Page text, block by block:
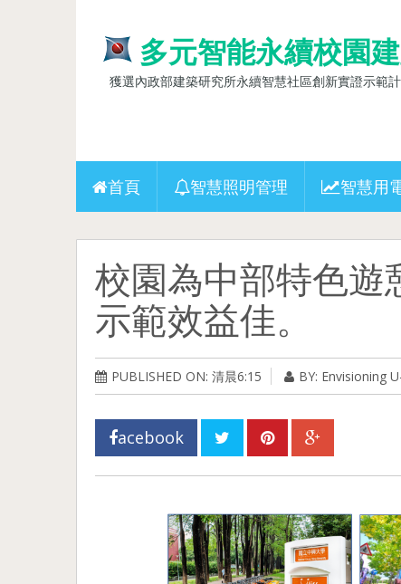
多元智能永續校園
獲選內政部建築研究所永續智慧社區創新實證示範
首頁 智慧照明管理 智慧用
校園為中部特色遊
示範效益佳。
PUBLISHED ON: 清晨6:15 BY: Envisioning
acebook